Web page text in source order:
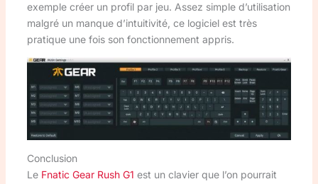
exemple créer un profil par jeu. Assez simple d’utilisation
malgré un manque d’intuitivité, ce logiciel est très
pratique une fois son fonctionnement appris.
Conclusion
Le Fnatic Gear Rush G1 est un clavier que l’on pourrait